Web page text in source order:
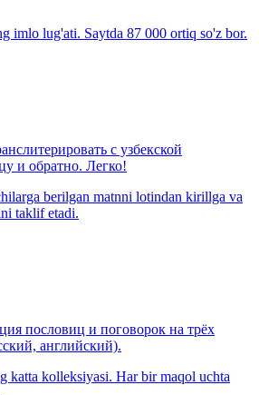
lug'ati. Saytda 87 000 ortiq so'z bor.
с узбекской
и обратно. Легко!
berilgan matnni lotindan kirillga va
taklif etadi.
пословиц и поговорок на трёх
английский).
katta kolleksiyasi. Har bir maqol uchta